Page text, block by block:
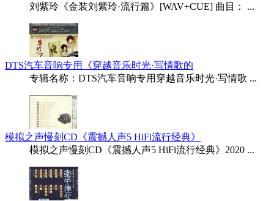
刘紫玲《金装刘紫玲·流行篇》[WAV+CUE] 曲目： ...
DTS汽车音响专用《穿越音乐时光·写情歌的
专辑名称：DTS汽车音响专用穿越音乐时光·写情歌 ...
模拟之声慢刻CD《震撼人声5 HiFi流行经典》
模拟之声慢刻CD《震撼人声5 HiFi流行经典》2020 ...